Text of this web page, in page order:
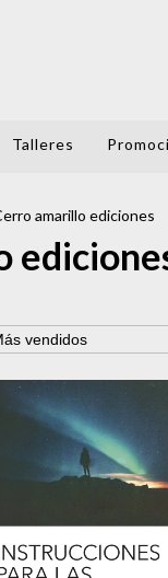
Talleres
amarillo ediciones